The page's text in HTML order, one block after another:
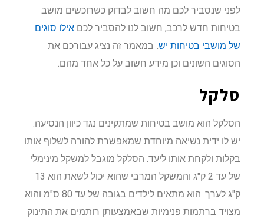
לפני שנסביר לכם מה חשוב לבדוק כשרוכשים מושב
בטיחות חדש לרכב, חשוב לנו להסביר לכםאילו סוגים
של מושבי בטיחות יש .במאמר זה נציג עבורכם את
הסוגים השונים וכן מידע חשוב על כל אחד מהם.
סלקל
הסלקל הוא מושב בטיחות שמתקינים נגד כיוון הנסיעה.
יש לו ידית נשיאה מיוחדת שמאפשרת להורה לשלוף אותו
בקלות ולקחת אותו ליעד. הסלקל מוגבל למשקל מינימלי
של עד 2 ק"ג והמשקל המרבי שהוא יכול לשאת הוא 13
ק"ג לערך. הוא מתאים לילדים בגובה של עד 80 ס"מ והוא
מצויד ברתמות פנימיות שבאמצעותן רותמים את התינוק